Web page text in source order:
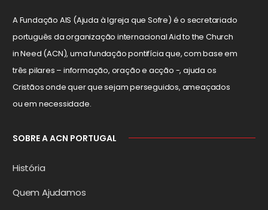
A Fundação AIS (Ajuda à Igreja que Sofre) é o secretariado
português da organização internacional Aid to the Church
in Need (ACN), uma fundação pontifícia que, com base em
três pilares – informação, oração e acção -, ajuda os
Cristãos onde quer que sejam perseguidos, ameaçados
ou em necessidade.
SOBRE A ACN PORTUGAL
História
Quem Ajudamos